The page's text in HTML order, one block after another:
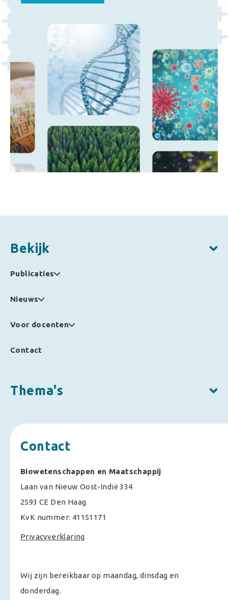
Bekijk
Publicaties
Nieuws
Voor docenten
Contact
Thema's
Contact
Biowetenschappen en Maatschappij
Laan van Nieuw Oost-Indië 334
2593 CE Den Haag
KvK nummer: 41151171
Privacyverklaring
Wij zijn bereikbaar op maandag, dinsdag en
donderdag.